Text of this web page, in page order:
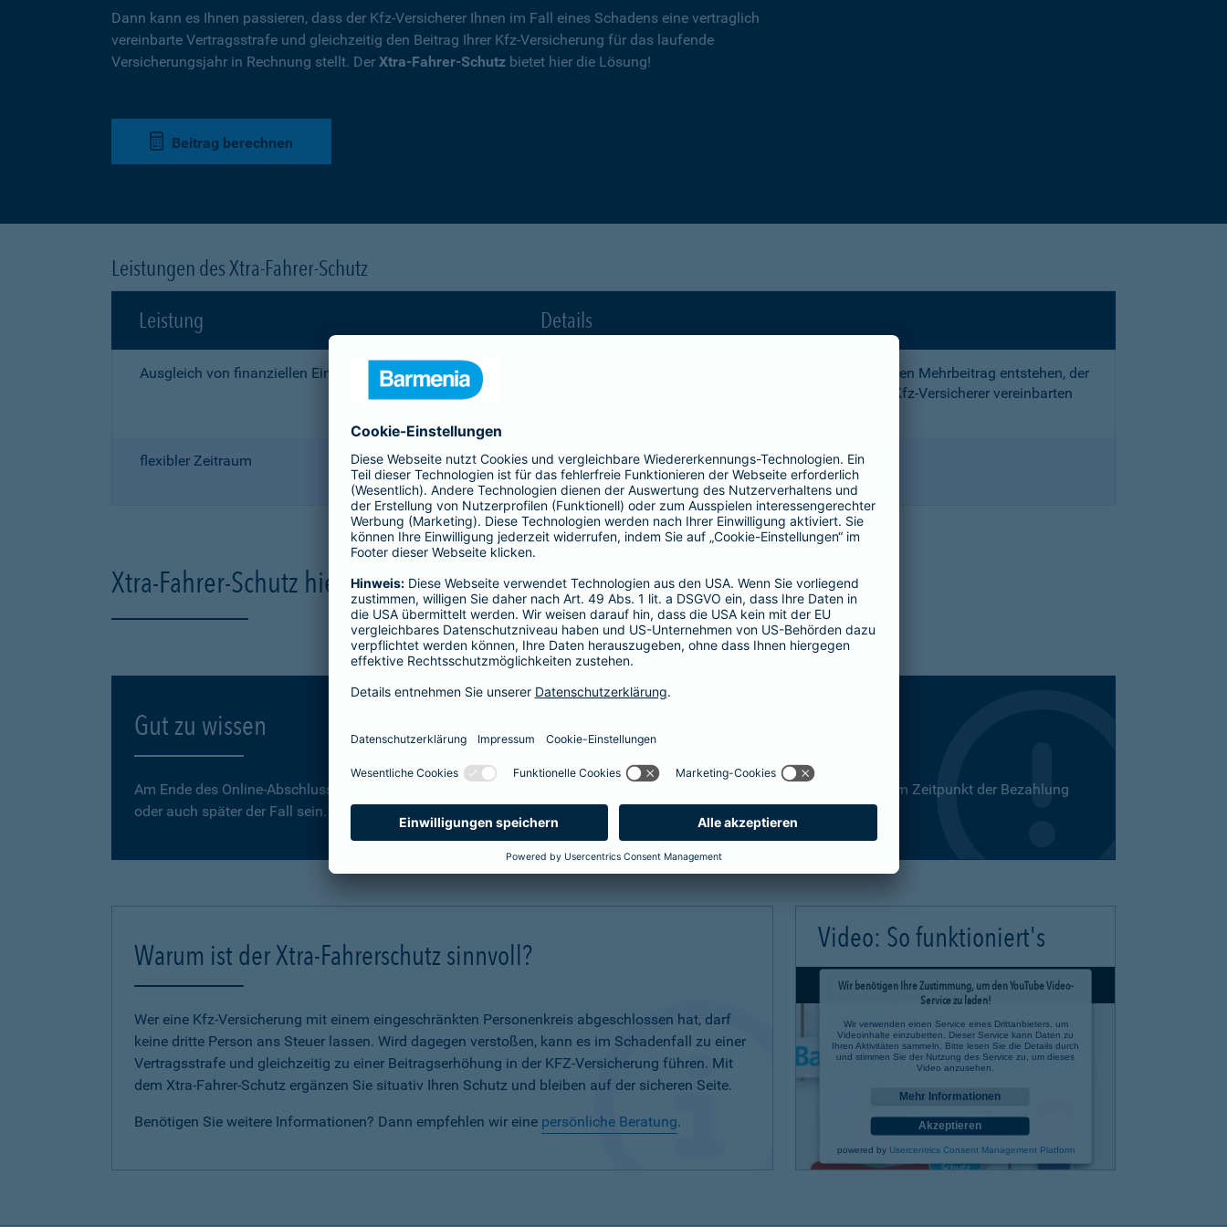
Dann kann es Ihnen passieren, dass der Kfz-Versicherer Ihnen im Fall eines Schadens eine vertraglich
vereinbarte Vertragsstrafe und gleichzeitig den Beitrag Ihrer Kfz-Versicherung für das laufende
Versicherungsjahr in Rechnung stellt. Der Xtra-Fahrer-Schutz bietet hier die Lösung!
Beitrag berechnen
Leistungen des Xtra-Fahrer-Schutz
Leistung
Details
Ausgleich von finanziellen Einbußen
die Ihnen nach einem Unfall durch die Vertragsstrafe und den Mehrbeitrag entstehen, der
Ihnen wegen einer unerlaubten Erweiterung des mit Ihrem Kfz-Versicherer vereinbarten
flexibler Zeitraum
1, 2 oder 3 Tage bzw.
1, 2 oder 3 Wochen
Xtra-Fahrer-Schutz hier online berechnen und direkt abschließen
Gut zu wissen
Am Ende des Online-Abschlusses können Sie selbst bestimmen, ab wann Ihr Xtra-Fahrer-Schutz gültig ist. Dies kann zum Zeitpunkt der Bezahlung
oder auch später der Fall sein.
Warum ist der Xtra-Fahrerschutz sinnvoll?
Wer eine Kfz-Versicherung mit einem eingeschränkten Personenkreis abgeschlossen hat, darf
keine dritte Person ans Steuer lassen. Wird dagegen verstoßen, kann es im Schadenfall zu einer
Vertragsstrafe und gleichzeitig zu einer Beitragserhöhung in der KFZ-Versicherung führen. Mit
dem Xtra-Fahrer-Schutz ergänzen Sie situativ Ihren Schutz und bleiben auf der sicheren Seite.
Benötigen Sie weitere Informationen? Dann empfehlen wir eine persönliche Beratung.
Video: So funktioniert's
Wir benötigen Ihre Zustimmung, um den YouTube Video-
Service zu laden!
Wir verwenden einen Service eines Drittanbieters, um
Videoinhalte einzubetten. Dieser Service kann Daten zu
Ihren Aktivitäten sammeln. Bitte lesen Sie die Details durch
und stimmen Sie der Nutzung des Service zu, um dieses
Video anzusehen.
Mehr Informationen
Akzeptieren
powered by Usercentrics Consent Management Platform